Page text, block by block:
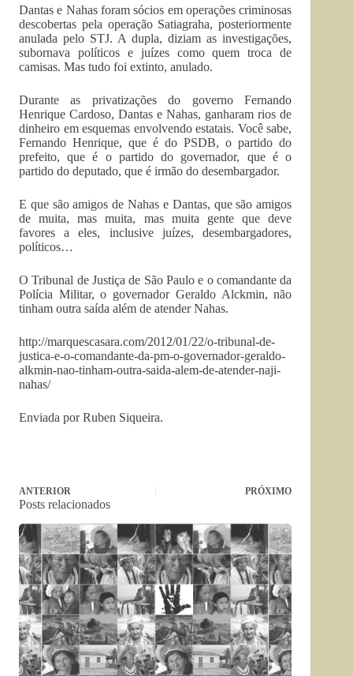
Dantas e Nahas foram sócios em operações criminosas
descobertas pela operação Satiagraha, posteriormente
anulada pelo STJ. A dupla, diziam as investigações,
subornava políticos e juízes como quem troca de
camisas. Mas tudo foi extinto, anulado.
Durante as privatizações do governo Fernando
Henrique Cardoso, Dantas e Nahas, ganharam rios de
dinheiro em esquemas envolvendo estatais. Você sabe,
Fernando Henrique, que é do PSDB, o partido do
prefeito, que é o partido do governador, que é o
partido do deputado, que é irmão do desembargador.
E que são amigos de Nahas e Dantas, que são amigos
de muita, mas muita, mas muita gente que deve
favores a eles, inclusive juízes, desembargadores,
políticos…
O Tribunal de Justiça de São Paulo e o comandante da
Polícia Militar, o governador Geraldo Alckmin, não
tinham outra saída além de atender Nahas.
http://marquescasara.com/2012/01/22/o-tribunal-de-
justica-e-o-comandante-da-pm-o-governador-geraldo-
alkmin-nao-tinham-outra-saida-alem-de-atender-naji-
nahas/
Enviada por Ruben Siqueira.
ANTERIOR PRÓXIMO
Posts relacionados